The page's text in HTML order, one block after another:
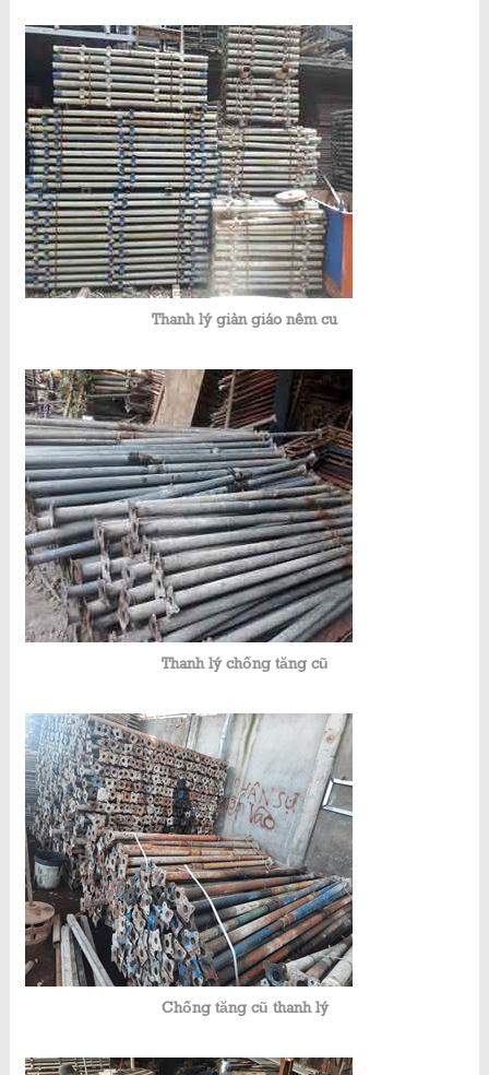
Thanh lý giàn giáo nêm cu
Thanh lý chống tăng cũ
Chống tăng cũ thanh lý